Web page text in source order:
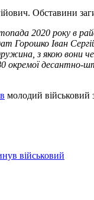
Обставини
2020 року в
Горошко Іван
з якою вони
окремої десантно-
молодий військовий
військовий